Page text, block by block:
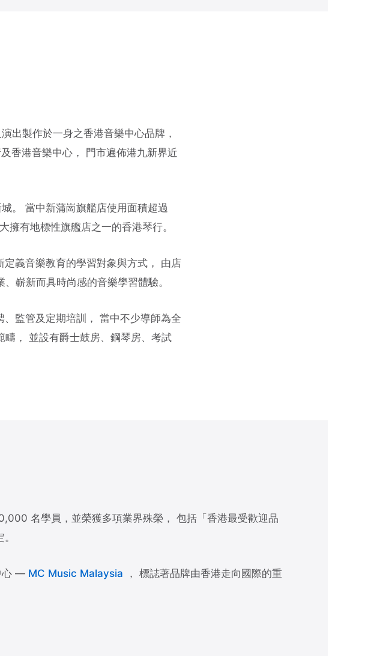
出製作於一身之香港音樂中心品牌，
香港音樂中心， 門市遍佈港九新界近
。 當中新蒲崗旗艦店使用面積超過
有地標性旗艦店之一的香港琴行。
義音樂教育的學習對象與方式， 由店
嶄新而具時尚感的音樂學習體驗。
監管及定期培訓， 當中不少導師為全
， 並設有爵士鼓房、鋼琴房、考試
名學員，並榮獲多項業界殊榮， 包括「香港最受歡迎品
心 — MC Music Malaysia
， 標誌著品牌由香港走向國際的重